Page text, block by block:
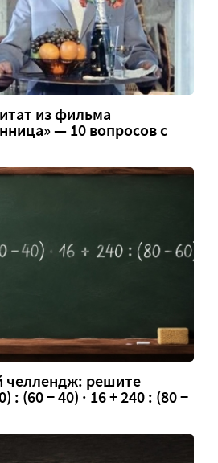
из фильма
— 10 вопросов с
челлендж: решите
: (60 − 40) · 16 + 240 : (80 −